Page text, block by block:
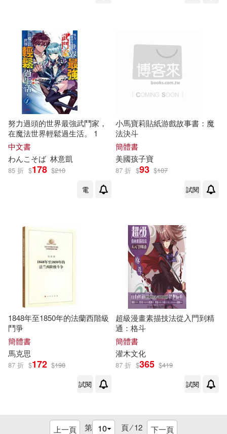
陳小玉(1)
陳志軍(1)
陳美賢(1)
陳金全，郭亮（主編）(1)
陳韋翰(1) 霍吉淑(1)
響哥（曹暉）(1)
馬小新，斌哥（主編）(1)
馬志宇(1)
高翔著(1) 魏峰 編著(1)
黃志堅(1)
黃金屋文化-綜合(1)
努力過頭的世界最強武鬥家，
在魔法世界輕鬆過生活。 1
中文書
わんこそば 林意凱
85 折 $178 $210
電
小馬寶莉貼紙游戲故事書：魔
法決斗
簡體書
美國孩子寶
87 折 $93 $107
試閱
1848年至1850年的法蘭西階級
鬥爭
簡體書
馬克思
87 折 $172 $198
試閱
超級漫畫素描技法從入門到精
通：格斗
簡體書
灌木文化
87 折 $365 $419
試閱
上一頁 第 頁 ⁄12 下一頁